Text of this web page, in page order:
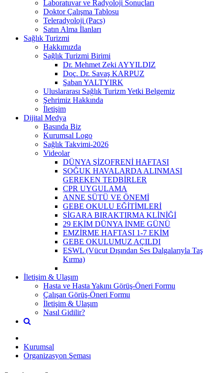
Laboratuvar ve Radyoloji Sonuçları
Doktor Çalışma Tablosu
Teleradyoloji (Pacs)
Satın Alma İlanları
Sağlık Turizmi
Hakkımızda
Sağlık Turizmi Birimi
Dr. Mehmet Zeki AYYILDIZ
Doç. Dr. Savaş KARPUZ
Şaban YALTYIRK
Uluslararası Sağlık Turizm Yetki Belgemiz
Şehrimiz Hakkında
İletişim
Dijital Medya
Basında Biz
Kurumsal Logo
Sağlık Takvimi-2026
Videolar
DÜNYA ŞİZOFRENİ HAFTASI
SOĞUK HAVALARDA ALINMASI
GEREKEN TEDBİRLER
CPR UYGULAMA
ANNE SÜTÜ VE ÖNEMİ
GEBE OKULU EĞİTİMLERİ
SİGARA BIRAKTIRMA KLİNİĞİ
29 EKİM DÜNYA İNME GÜNÜ
EMZİRME HAFTASI 1-7 EKİM
GEBE OKULUMUZ AÇILDI
ESWL (Vücut Dışından Ses Dalgalarıyla Taş
Kırma)
İletişim & Ulaşım
Hasta ve Hasta Yakını Görüş-Öneri Formu
Çalışan Görüş-Öneri Formu
İletişim & Ulaşım
Nasıl Gidilir?
Kurumsal
Organizasyon Şeması